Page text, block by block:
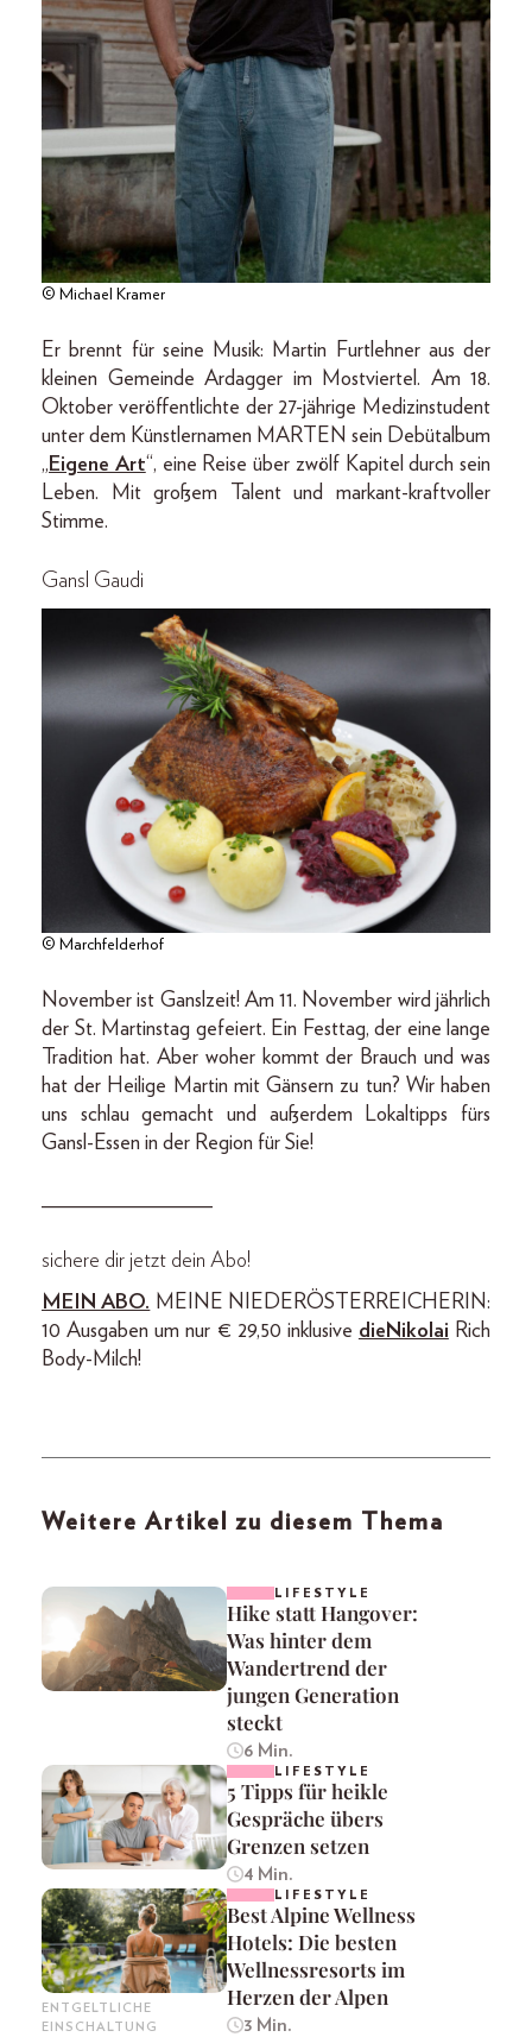
© Michael Kramer
Er brennt für seine Musik: Martin Furtlehner aus der
kleinen Gemeinde Ardagger im Mostviertel. Am 18.
Oktober veröffentlichte der 27-jährige Medizinstudent
unter dem Künstlernamen MARTEN sein Debütalbum
„ Eigene Art“, eine Reise über zwölf Kapitel durch sein
Leben. Mit großem Talent und markant-kraftvoller
Stimme.
Gansl Gaudi
© Marchfelderhof
November ist Ganslzeit! Am 11. November wird jährlich
der St. Martinstag gefeiert. Ein Festtag, der eine lange
Tradition hat. Aber woher kommt der Brauch und was
hat der Heilige Martin mit Gänsern zu tun? Wir haben
uns schlau gemacht und außerdem Lokaltipps fürs
Gansl-Essen in der Region für Sie!
________________
sichere dir jetzt dein Abo!
MEIN ABO. MEINE NIEDERÖSTERREICHERIN:
10 Ausgaben um nur € 29,50 inklusive dieNikolai Rich
Body-Milch!
Weitere Artikel zu diesem Thema
LIFESTYLE
Hike statt Hangover:
Was hinter dem
Wandertrend der
jungen Generation
steckt
6 Min.
LIFESTYLE
5 Tipps für heikle
Gespräche übers
Grenzen setzen
4 Min.
ENTGELTLICHE
EINSCHALTUNG
LIFESTYLE
Best Alpine Wellness
Hotels: Die besten
Wellnessresorts im
Herzen der Alpen
3 Min.